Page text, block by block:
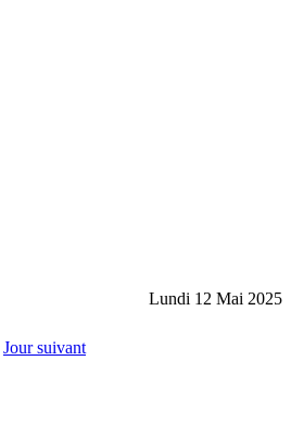
Lundi 12 Mai 2025
Jour suivant